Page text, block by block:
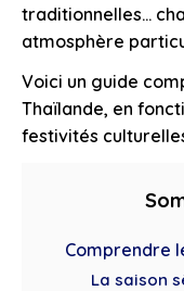
traditionnelles…
atmosphère
Voici un guide
Thaïlande, en
festivités
Comprendre
La saison